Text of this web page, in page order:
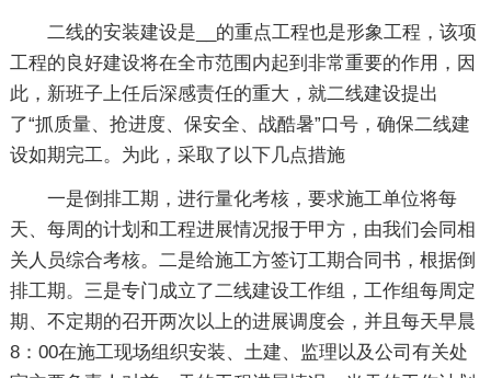
二线的安装建设是__的重点工程也是形象工程，该项
工程的良好建设将在全市范围内起到非常重要的作用，因
此，新班子上任后深感责任的重大，就二线建设提出
了“抓质量、抢进度、保安全、战酷暑”口号，确保二线建
设如期完工。为此，采取了以下几点措施
一是倒排工期，进行量化考核，要求施工单位将每
天、每周的计划和工程进展情况报于甲方，由我们会同相
关人员综合考核。二是给施工方签订工期合同书，根据倒
排工期。三是专门成立了二线建设工作组，工作组每周定
期、不定期的召开两次以上的进展调度会，并且每天早晨
8：00在施工现场组织安装、土建、监理以及公司有关处